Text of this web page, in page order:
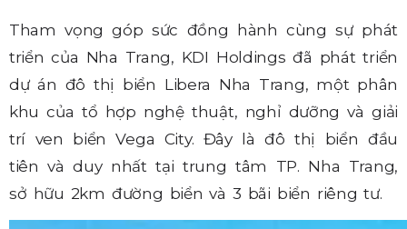
Tham vọng góp sức đồng hành cùng sự phát
triển của Nha Trang, KDI Holdings đã phát triển
dự án đô thị biển Libera Nha Trang, một phân
khu của tổ hợp nghệ thuật, nghỉ dưỡng và giải
trí ven biển Vega City. Đây là đô thị biển đầu
tiên và duy nhất tại trung tâm TP. Nha Trang,
sở hữu 2km đường biển và 3 bãi biển riêng tư.